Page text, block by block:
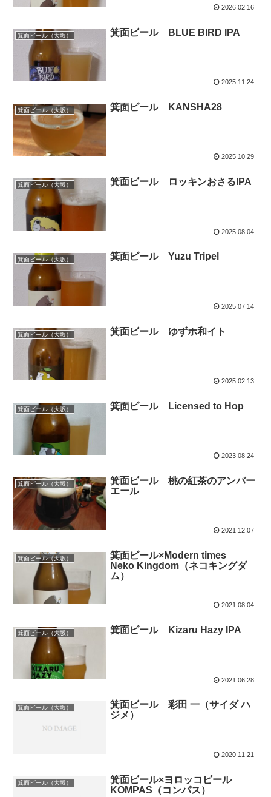
2026.02.16
箕面ビール（大坂） 箕面ビール BLUE BIRD IPA
2025.11.24
箕面ビール（大坂） 箕面ビール KANSHA28
2025.10.29
箕面ビール（大坂） 箕面ビール ロッキンおさるIPA
2025.08.04
箕面ビール（大坂） 箕面ビール Yuzu Tripel
2025.07.14
箕面ビール（大坂） 箕面ビール ゆずホ和イト
2025.02.13
箕面ビール（大坂） 箕面ビール Licensed to Hop
2023.08.24
箕面ビール（大坂）
箕面ビール 桃の紅茶のアンバー
エール
2021.12.07
箕面ビール（大坂）
箕面ビール×Modern times
Neko Kingdom（ネコキングダ
ム）
2021.08.04
箕面ビール（大坂） 箕面ビール Kizaru Hazy IPA
2021.06.28
箕面ビール（大坂）
箕面ビール 彩田 一（サイダ ハ
ジメ）
2020.11.21
箕面ビール（大坂）
箕面ビール×ヨロッコビール
KOMPAS（コンパス）